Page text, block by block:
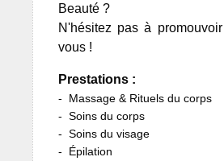
Beauté ?
N'hésitez pas à
vous !
Prestations :
Massage & Rituels du corps
Soins du corps
Soins du visage
Épilation